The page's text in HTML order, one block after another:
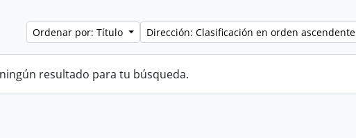
Ordenar por: Título Dirección: Clasificación en orden ascendente
resultado para tu búsqueda.